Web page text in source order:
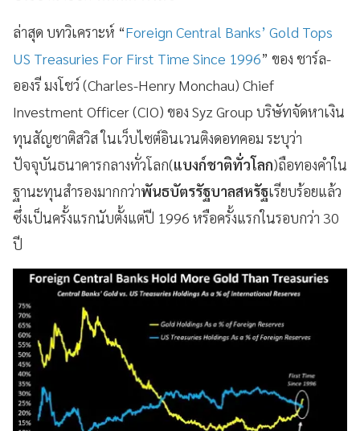
ล่าสุด บทวิเคราะห์ “Foreign Central Banks’ Gold Tops
US Treasuries For First Time Since 1996” ของ ชาร์ล-
อองรี มงโชว์ (Charles-Henry Monchau) Chief
Investment Officer (CIO) ของ Syz Group บริษัทจัดหาเงิน
ทุนสัญชาติสวิส ในเว็บไซต์อินเวนติงดอทคอม ระบุว่า
ปัจจุบันธนาคารกลางทั่วโลก(แบงก์ชาติทั่วโลก)ถือทองคำใน
ฐานะทุนสำรองมากกว่าพันธบัตรรัฐบาลสหรัฐเรียบร้อยแล้ว
ซึ่งเป็นครั้งแรกนับตั้งแต่ปี 1996 หรือครั้งแรกในรอบกว่า 30
ปี